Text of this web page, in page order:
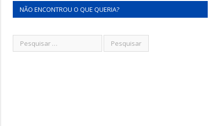
NÃO ENCONTROU O QUE QUERIA?